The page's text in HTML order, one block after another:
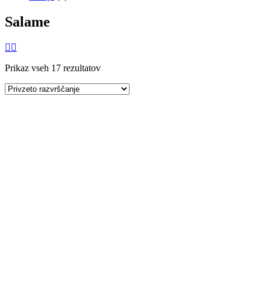
Salame
Prikaz vseh 17 rezultatov